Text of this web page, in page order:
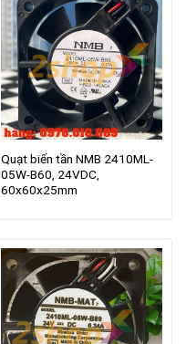
Quạt biến tần NMB 2410ML-
05W-B60, 24VDC,
60x60x25mm